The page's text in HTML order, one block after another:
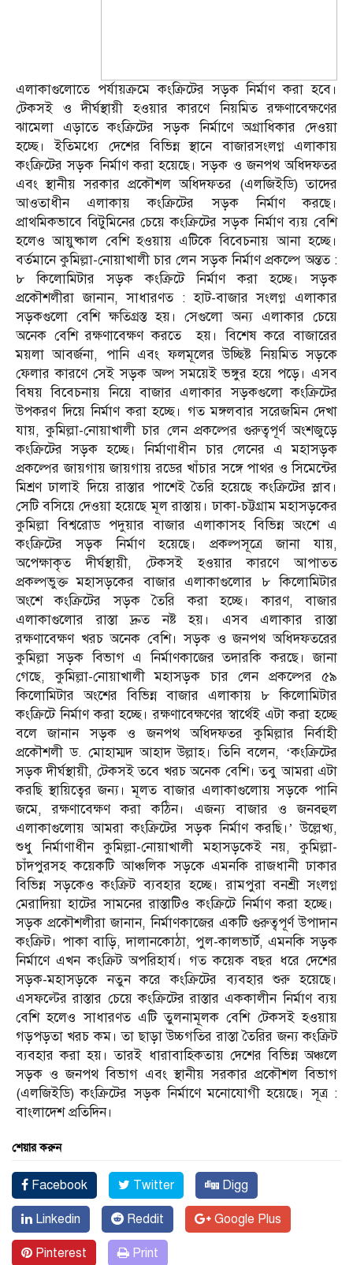
এলাকাগুলোতে পর্যায়ক্রমে কংক্রিটের সড়ক নির্মাণ করা হবে।
টেকসই ও দীর্ঘস্থায়ী হওয়ার কারণে নিয়মিত রক্ষণাবেক্ষণের
ঝামেলা এড়াতে কংক্রিটের সড়ক নির্মাণে অগ্রাধিকার দেওয়া
হচ্ছে। ইতিমধ্যে দেশের বিভিন্ন স্থানে বাজারসংলগ্ন এলাকায়
কংক্রিটের সড়ক নির্মাণ করা হয়েছে। সড়ক ও জনপথ অধিদফতর
এবং স্থানীয় সরকার প্রকৌশল অধিদফতর (এলজিইডি) তাদের
আওতাধীন এলাকায় কংক্রিটের সড়ক নির্মাণ করছে।
প্রাথমিকভাবে বিটুমিনের চেয়ে কংক্রিটের সড়ক নির্মাণ ব্যয় বেশি
হলেও আয়ুষ্কাল বেশি হওয়ায় এটিকে বিবেচনায় আনা হচ্ছে।
বর্তমানে কুমিল্লা-নোয়াখালী চার লেন সড়ক নির্মাণ প্রকল্পে অন্তত :
৮ কিলোমিটার সড়ক কংক্রিটে নির্মাণ করা হচ্ছে। সড়ক
প্রকৌশলীরা জানান, সাধারণত : হাট-বাজার সংলগ্ন এলাকার
সড়কগুলো বেশি ক্ষতিগ্রস্ত হয়। সেগুলো অন্য এলাকার চেয়ে
অনেক বেশি রক্ষণাবেক্ষণ করতে হয়। বিশেষ করে বাজারের
ময়লা আবর্জনা, পানি এবং ফলমূলের উচ্ছিষ্ট নিয়মিত সড়কে
ফেলার কারণে সেই সড়ক অল্প সময়েই ভঙ্গুর হয়ে পড়ে। এসব
বিষয় বিবেচনায় নিয়ে বাজার এলাকার সড়কগুলো কংক্রিটের
উপকরণ দিয়ে নির্মাণ করা হচ্ছে। গত মঙ্গলবার সরেজমিন দেখা
যায়, কুমিল্লা-নোয়াখালী চার লেন প্রকল্পের গুরুত্বপূর্ণ অংশজুড়ে
কংক্রিটের সড়ক হচ্ছে। নির্মাণাধীন চার লেনের এ মহাসড়ক
প্রকল্পের জায়গায় জায়গায় রডের খাঁচার সঙ্গে পাথর ও সিমেন্টের
মিশ্রণ ঢালাই দিয়ে রাস্তার পাশেই তৈরি হয়েছে কংক্রিটের স্লাব।
সেটি বসিয়ে দেওয়া হয়েছে মূল রাস্তায়। ঢাকা-চট্টগ্রাম মহাসড়কের
কুমিল্লা বিশ্বরোড পদুয়ার বাজার এলাকাসহ বিভিন্ন অংশে এ
কংক্রিটের সড়ক নির্মাণ হয়েছে। প্রকল্পসূত্রে জানা যায়,
অপেক্ষাকৃত দীর্ঘস্থায়ী, টেকসই হওয়ার কারণে আপাতত
প্রকল্পভুক্ত মহাসড়কের বাজার এলাকাগুলোর ৮ কিলোমিটার
অংশে কংক্রিটের সড়ক তৈরি করা হচ্ছে। কারণ, বাজার
এলাকাগুলোর রাস্তা দ্রুত নষ্ট হয়। এসব এলাকার রাস্তা
রক্ষণাবেক্ষণ খরচ অনেক বেশি। সড়ক ও জনপথ অধিদফতরের
কুমিল্লা সড়ক বিভাগ এ নির্মাণকাজের তদারকি করছে। জানা
গেছে, কুমিল্লা-নোয়াখালী মহাসড়ক চার লেন প্রকল্পের ৫৯
কিলোমিটার অংশের বিভিন্ন বাজার এলাকায় ৮ কিলোমিটার
কংক্রিটে নির্মাণ করা হচ্ছে। রক্ষণাবেক্ষণের স্বার্থেই এটা করা হচ্ছে
বলে জানান সড়ক ও জনপথ অধিদফতর কুমিল্লার নির্বাহী
প্রকৌশলী ড. মোহাম্মদ আহাদ উল্লাহ। তিনি বলেন, ‘কংক্রিটের
সড়ক দীর্ঘস্থায়ী, টেকসই তবে খরচ অনেক বেশি। তবু আমরা এটা
করছি স্থায়িত্বের জন্য। মূলত বাজার এলাকাগুলোয় সড়কে পানি
জমে, রক্ষণাবেক্ষণ করা কঠিন। এজন্য বাজার ও জনবহুল
এলাকাগুলোয় আমরা কংক্রিটের সড়ক নির্মাণ করছি।’ উল্লেখ্য,
শুধু নির্মাণাধীন কুমিল্লা-নোয়াখালী মহাসড়কেই নয়, কুমিল্লা-
চাঁদপুরসহ কয়েকটি আঞ্চলিক সড়কে এমনকি রাজধানী ঢাকার
বিভিন্ন সড়কেও কংক্রিট ব্যবহার হচ্ছে। রামপুরা বনশ্রী সংলগ্ন
মেরাদিয়া হাটের সামনের রাস্তাটিও কংক্রিটে নির্মাণ করা হচ্ছে।
সড়ক প্রকৌশলীরা জানান, নির্মাণকাজের একটি গুরুত্বপূর্ণ উপাদান
কংক্রিট। পাকা বাড়ি, দালানকোঠা, পুল-কালভার্ট, এমনকি সড়ক
নির্মাণে এখন কংক্রিট অপরিহার্য। গত কয়েক বছর ধরে দেশের
সড়ক-মহাসড়কে নতুন করে কংক্রিটের ব্যবহার শুরু হয়েছে।
এসফল্টের রাস্তার চেয়ে কংক্রিটের রাস্তার এককালীন নির্মাণ ব্যয়
বেশি হলেও সাধারণত এটি তুলনামূলক বেশি টেকসই হওয়ায়
গড়পড়তা খরচ কম। তা ছাড়া উচ্চগতির রাস্তা তৈরির জন্য কংক্রিট
ব্যবহার করা হয়। তারই ধারাবাহিকতায় দেশের বিভিন্ন অঞ্চলে
সড়ক ও জনপথ বিভাগ এবং স্থানীয় সরকার প্রকৌশল বিভাগ
(এলজিইডি) কংক্রিটের সড়ক নির্মাণে মনোযোগী হয়েছে। সূত্র :
বাংলাদেশ প্রতিদিন।
শেয়ার করুন
Facebook Twitter Digg
Linkedin Reddit Google Plus
Pinterest Print